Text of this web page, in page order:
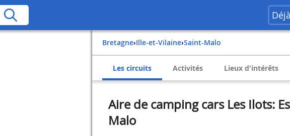
Bretagne› Ille-et-Vilaine› Saint-Malo
Les circuits Activités Lieux d'intérêts
Aire de camping cars Les Ilots:
Malo